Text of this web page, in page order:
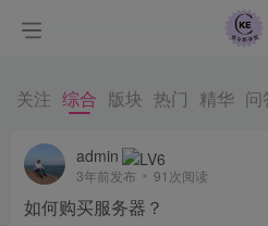
关注 综合 版块 热门 精华 问
admin
3年前发布 91次阅读
如何购买服务器？